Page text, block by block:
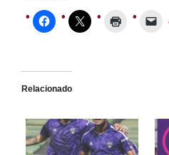
Relacionado